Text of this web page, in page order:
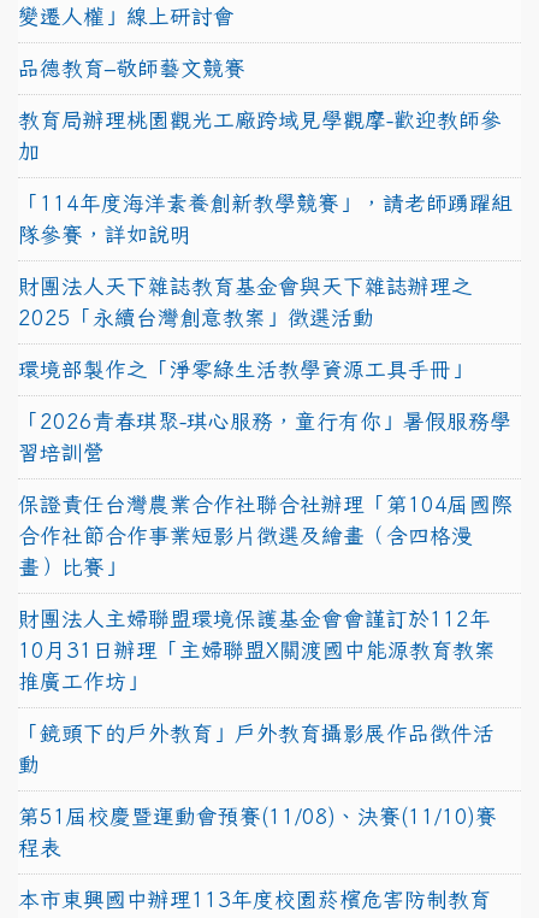
變遷人權」線上研討會
品德教育–敬師藝文競賽
教育局辦理桃園觀光工廠跨域見學觀摩-歡迎教師參
加
「114年度海洋素養創新教學競賽」，請老師踴躍組
隊參賽，詳如說明
財團法人天下雜誌教育基金會與天下雜誌辦理之
2025「永續台灣創意教案」徵選活動
環境部製作之「淨零綠生活教學資源工具手冊」
「2026青春琪聚-琪心服務，童行有你」暑假服務學
習培訓營
保證責任台灣農業合作社聯合社辦理「第104屆國際
合作社節合作事業短影片徵選及繪畫（含四格漫
畫）比賽」
財團法人主婦聯盟環境保護基金會會謹訂於112年
10月31日辦理「主婦聯盟X關渡國中能源教育教案
推廣工作坊」
「鏡頭下的戶外教育」戶外教育攝影展作品徵件活
動
第51屆校慶暨運動會預賽(11/08)、決賽(11/10)賽
程表
本市東興國中辦理113年度校園菸檳危害防制教育